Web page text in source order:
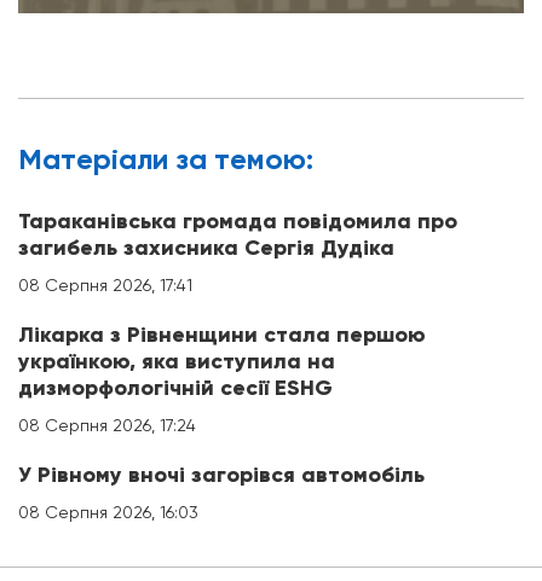
Матерiали за темою:
Тараканівська громада повідомила про
загибель захисника Сергія Дудіка
08 Серпня 2026, 17:41
Лікарка з Рівненщини стала першою
українкою, яка виступила на
дизморфологічній сесії ESHG
08 Серпня 2026, 17:24
У Рівному вночі загорівся автомобіль
08 Серпня 2026, 16:03